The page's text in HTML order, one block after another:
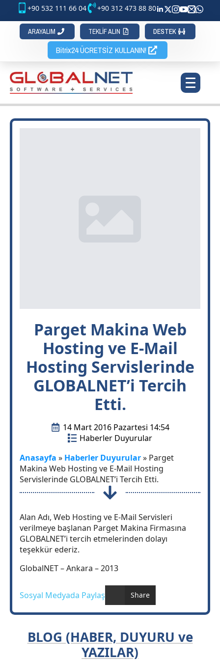
+90 532 111 66 04 +90 312 473 88 80
ARAYALIM TEKLİF ALIN DESTEK
Bitrix24 ÜCRETSİZ KULLANIN!
Parget Makina Web
Hosting ve E-Mail
Hosting Servislerinde
GLOBALNET’i Tercih
Etti.
14 Mart 2016 Pazartesi 14:54
Haberler Duyurular
Anasayfa » Haberler Duyurular» Parget
Makina Web Hosting ve E-Mail Hosting
Servislerinde GLOBALNET’i Tercih Etti.
Alan Adı, Web Hosting ve E-Mail Servisleri
verilmeye başlanan Parget Makina Firmasına
GLOBALNET’i tercih etmelerinden dolayı
teşekkür ederiz.
GlobalNET – Ankara – 2013
Sosyal Medyada Paylaş Share
BLOG (HABER, DUYURU ve
YAZILAR)